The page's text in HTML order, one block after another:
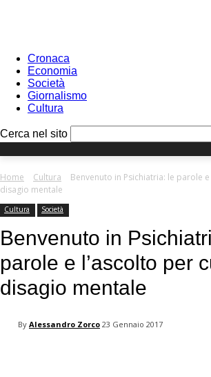
Cronaca
Economia
Società
Giornalismo
Cultura
your password
Recover your
Cerca nel sito
Home Cultura
Benvenuto in Psichiatria: le parole
disagio mentale
Cultura Società
Benvenuto in
parole e l’ascolto per
disagio mentale
By Alessandro Zorco 23 Gennaio 2017